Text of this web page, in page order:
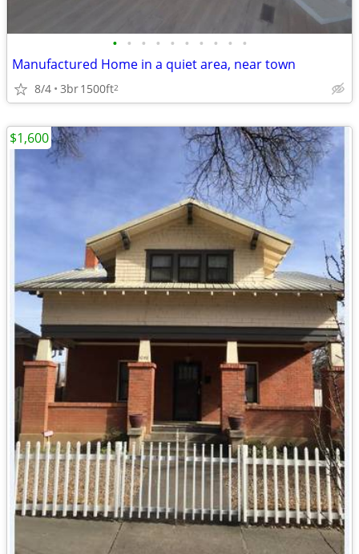
• • • • • • • • • •
Manufactured Home in a quiet area, near town
8/4 3br1500ft2
$1,600